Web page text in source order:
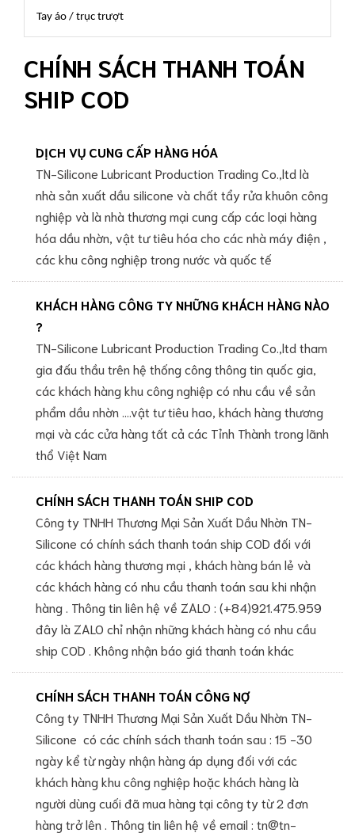
Tay áo / trục trượt
CHÍNH SÁCH THANH TOÁN
SHIP COD
DỊCH VỤ CUNG CẤP HÀNG HÓA
TN-Silicone Lubricant Production Trading Co.,ltd là
nhà sản xuất dầu silicone và chất tẩy rửa khuôn công
nghiệp và là nhà thương mại cung cấp các loại hàng
hóa dầu nhờn, vật tư tiêu hóa cho các nhà máy điện ,
các khu công nghiệp trong nước và quốc tế
KHÁCH HÀNG CÔNG TY NHỮNG KHÁCH HÀNG NÀO
?
TN-Silicone Lubricant Production Trading Co.,ltd tham
gia đấu thầu trên hệ thống công thông tin quốc gia,
các khách hàng khu công nghiệp có nhu cầu về sản
phẩm dầu nhờn ....vật tư tiêu hao, khách hàng thương
mại và các cửa hàng tất cả các Tỉnh Thành trong lãnh
thổ Việt Nam
CHÍNH SÁCH THANH TOÁN SHIP COD
Công ty TNHH Thương Mại Sản Xuất Dầu Nhờn TN-
Silicone có chính sách thanh toán ship COD đối với
các khách hàng thương mại , khách hàng bán lẻ và
các khách hàng có nhu cầu thanh toán sau khi nhận
hàng . Thông tin liên hệ về ZALO : (+84)921.475.959
đây là ZALO chỉ nhận những khách hàng có nhu cầu
ship COD . Không nhận báo giá thanh toán khác
CHÍNH SÁCH THANH TOÁN CÔNG NỢ
Công ty TNHH Thương Mại Sản Xuất Dầu Nhờn TN-
Silicone có các chính sách thanh toán sau : 15 -30
ngày kể từ ngày nhận hàng áp dụng đối với các
khách hàng khu công nghiệp hoặc khách hàng là
người dùng cuối đã mua hàng tại công ty từ 2 đơn
hàng trở lên . Thông tin liên hệ về email : tn@tn-